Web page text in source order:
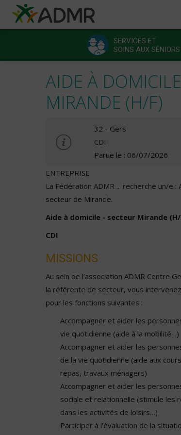
Aller au contenu principal
SERVICES ET
SOINS AUX SÉNIORS
AIDE À
MIRANDE (H/F)
32 - Gers
CDI
Parue le : 06/07/2026
ENTREPRISE
La Fédération ADMR ... recherche un/e
secteur de Mirande.
Aide à domicile - secteur Mirande (H/
CDI
MISSIONS
Au sein de l’association ADMR Centre
la référente de secteur, vous
pour les fonctions suivantes :
Accompagner et aider les
vie quotidienne (aide à la mobilité…)
Accompagner et aider les
de la vie quotidienne (aide aux
repas, travaux ménagers)
Accompagner et aider les
sociale et relationnelle (stimule les
dans les activités de loisirs…)
Participer à l’évaluation de la
Panneau de gestion des cookies